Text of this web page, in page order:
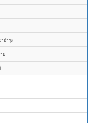
าบำรุง
ม